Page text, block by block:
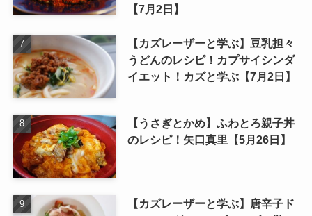
【7月2日】
【カズレーザーと学ぶ】豆乳担々
うどんのレシピ！カプサイシンダ
イエット！カズと学ぶ【7月2日】
【うさぎとかめ】ふわとろ親子丼
のレシピ！矢口真里【5月26日】
【カズレーザーと学ぶ】唐辛子ド